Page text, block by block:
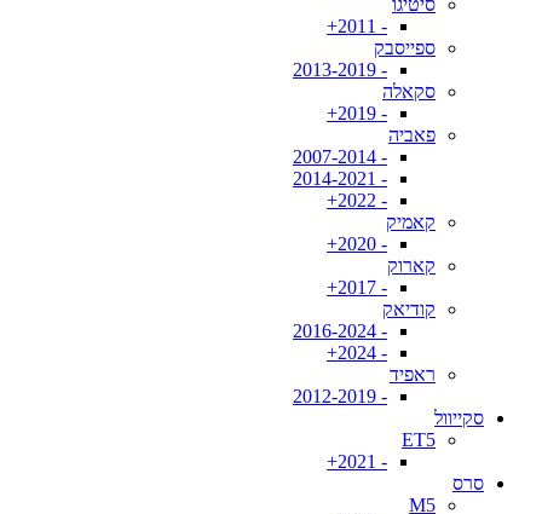
סיטיגו
- 2011+
ספייסבק
- 2013-2019
סקאלה
- 2019+
פאביה
- 2007-2014
- 2014-2021
- 2022+
קאמיק
- 2020+
קארוק
- 2017+
קודיאק
- 2016-2024
- 2024+
ראפיד
- 2012-2019
סקייוול
ET5
- 2021+
סרס
M5